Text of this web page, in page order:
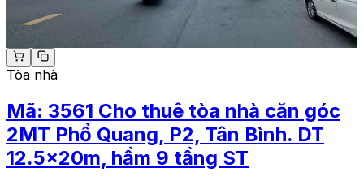
Tòa nhà
Mã: 3561 Cho thuê tòa nhà căn góc
2MT Phổ Quang, P2, Tân Bình. DT
12.5x20m, hầm 9 tầng ST